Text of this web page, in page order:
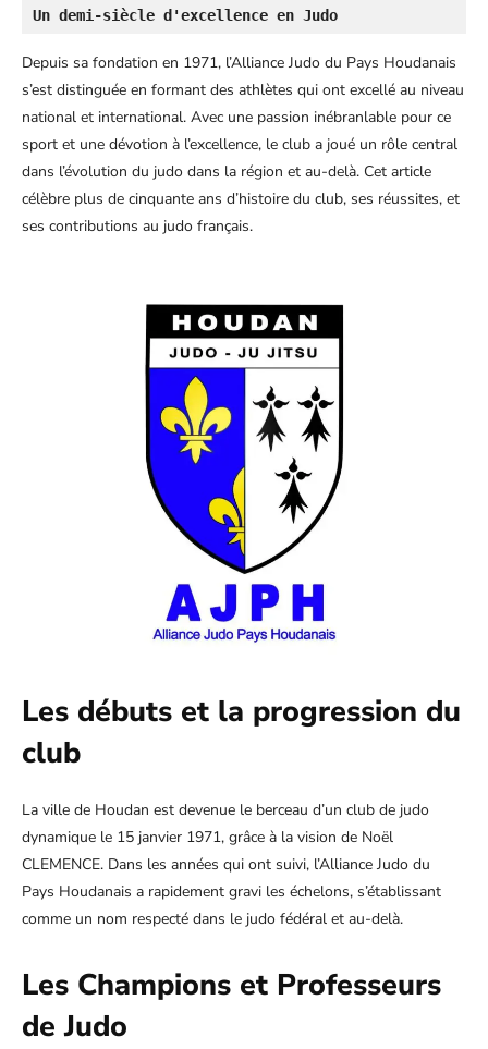
Un demi-siècle d'excellence en Judo
Depuis sa fondation en 1971, l’Alliance Judo du Pays Houdanais
s’est distinguée en formant des athlètes qui ont excellé au niveau
national et international. Avec une passion inébranlable pour ce
sport et une dévotion à l’excellence, le club a joué un rôle central
dans l’évolution du judo dans la région et au-delà. Cet article
célèbre plus de cinquante ans d’histoire du club, ses réussites, et
ses contributions au judo français.
Les débuts et la progression du
club
La ville de Houdan est devenue le berceau d’un club de judo
dynamique le 15 janvier 1971, grâce à la vision de Noël
CLEMENCE. Dans les années qui ont suivi, l’Alliance Judo du
Pays Houdanais a rapidement gravi les échelons, s’établissant
comme un nom respecté dans le judo fédéral et au-delà.
Les Champions et Professeurs
de Judo